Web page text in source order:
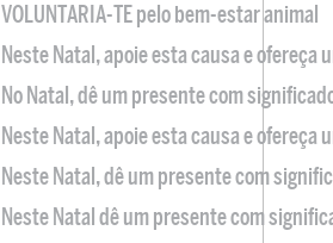
VOLUNTARIA-TE pelo bem-estar animal
Neste Natal, apoie esta causa e ofereça
No Natal, dê um presente com
Neste Natal, apoie esta causa e ofereça
Neste Natal, dê um presente com
Neste Natal dê um presente com